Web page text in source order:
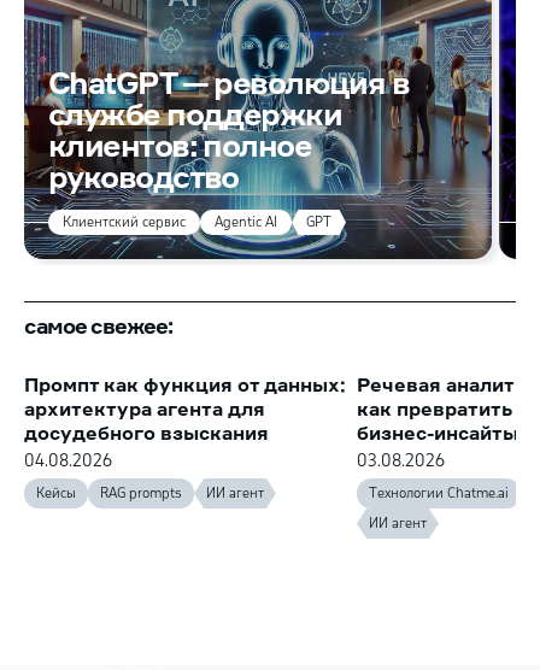
ChatGPT — революция в
службе поддержки
клиентов: полное
руководство
Клиентский сервис Agentic AI GPT
самое свежее:
Промпт как функция от данных:
архитектура агента для
досудебного взыскания
04.08.2026
Кейсы RAG prompts ИИ агент
Речевая
как превратить
бизнес-инсайты
03.08.2026
Технологии Chatme.ai
ИИ агент